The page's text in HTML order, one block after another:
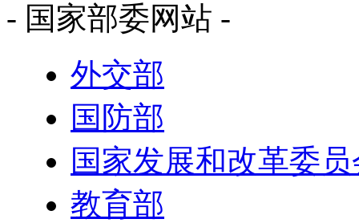
- 国家部委网站 -
外交部
国防部
国家发展和改革委
教育部